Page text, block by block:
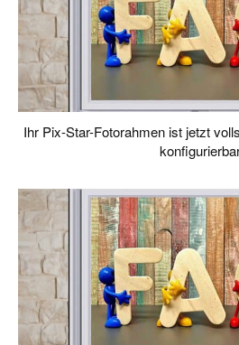
Ihr Pix-Star-Fotorahmen ist jetzt